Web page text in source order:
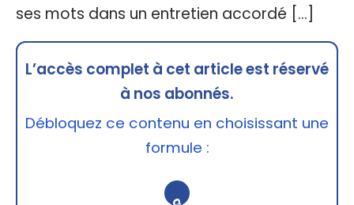
ses mots dans un entretien accordé […]
L’accès complet à cet article est réservé
à nos abonnés.
Débloquez ce contenu en choisissant une
formule :